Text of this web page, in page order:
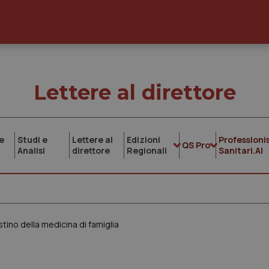
Lettere al direttore
Studi e
Analisi
Lettere al
direttore
Edizioni
Regionali
QS Pro
Sanitari.AI
della medicina di famiglia